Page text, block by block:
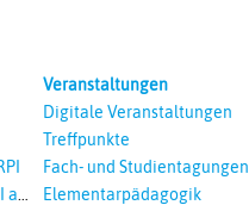
Veranstaltungen
Digitale Veranstaltungen
Treffpunkte
Fach- und Studientagungen
Elementarpädagogik